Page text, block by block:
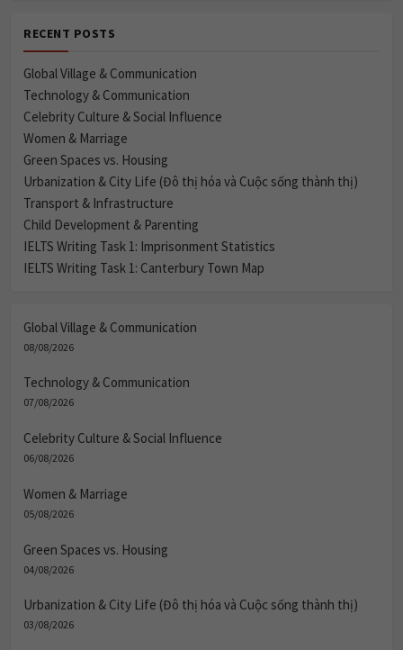
RECENT POSTS
Global Village & Communication
Technology & Communication
Celebrity Culture & Social Influence
Women & Marriage
Green Spaces vs. Housing
Urbanization & City Life (Đô thị hóa và Cuộc sống thành thị)
Transport & Infrastructure
Child Development & Parenting
IELTS Writing Task 1: Imprisonment Statistics
IELTS Writing Task 1: Canterbury Town Map
Global Village & Communication
08/08/2026
Technology & Communication
07/08/2026
Celebrity Culture & Social Influence
06/08/2026
Women & Marriage
05/08/2026
Green Spaces vs. Housing
04/08/2026
Urbanization & City Life (Đô thị hóa và Cuộc sống thành thị)
03/08/2026